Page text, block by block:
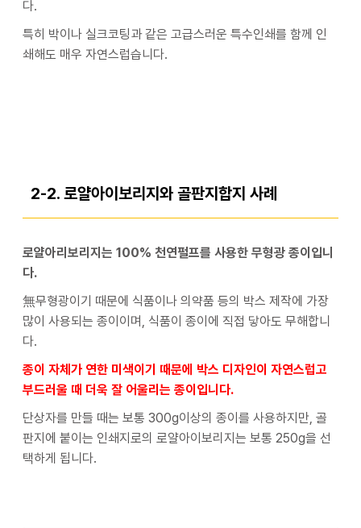
다.
특히 박이나 실크코팅과 같은 고급스러운 특수인쇄를 함께 인
쇄해도 매우 자연스럽습니다.
2-2. 로얄아이보리지와 골판지합지 사례
로얄아리보리지는 100% 천연펄프를 사용한 무형광 종이입니
다.
無무형광이기 때문에 식품이나 의약품 등의 박스 제작에 가장
많이 사용되는 종이이며, 식품이 종이에 직접 닿아도 무해합니
다.
종이 자체가 연한 미색이기 때문에 박스 디자인이 자연스럽고
부드러울 때 더욱 잘 어울리는 종이입니다.
단상자를 만들 때는 보통 300g이상의 종이를 사용하지만, 골
판지에 붙이는 인쇄지로의 로얄아이보리지는 보통 250g을 선
택하게 됩니다.